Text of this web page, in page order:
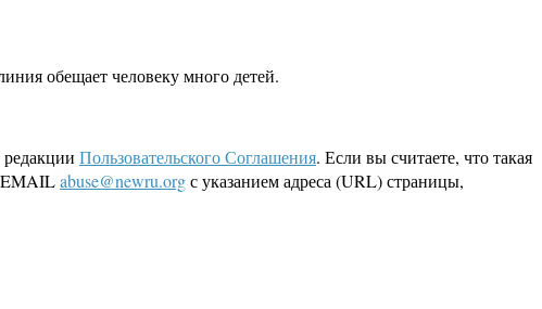
обещает человеку много детей.
Пользовательского Соглашения. Если вы считаете, что такая
EMAILabuse@newru.orgс указанием адреса (URL) страницы,